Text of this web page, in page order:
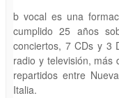
b vocal es una
cumplido 25 años
conciertos, 7 CDs y 3
radio y televisión, más
repartidos entre
Italia.